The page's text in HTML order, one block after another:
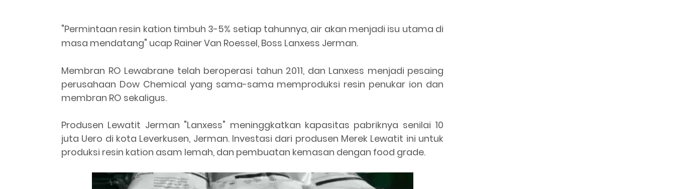
"Permintaan resin kation timbuh 3-5% setiap tahunnya, air akan menjadi isu utama di
masa mendatang" ucap Rainer Van Roessel, Boss Lanxess Jerman.
Membran RO Lewabrane telah beroperasi tahun 2011, dan Lanxess menjadi pesaing
perusahaan Dow Chemical yang sama-sama memproduksi resin penukar ion dan
membran RO sekaligus.
Produsen Lewatit Jerman "Lanxess" meninggkatkan kapasitas pabriknya senilai 10
juta Uero di kota Leverkusen, Jerman. Investasi dari produsen Merek Lewatit ini untuk
produksi resin kation asam lemah, dan pembuatan kemasan dengan food grade.